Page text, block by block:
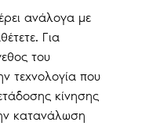
ανάλογα με
Για
του
τεχνολογία που
κίνησης
κατανάλωση